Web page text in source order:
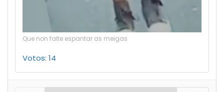
Que non falte espantar as meigas
Votos: 14